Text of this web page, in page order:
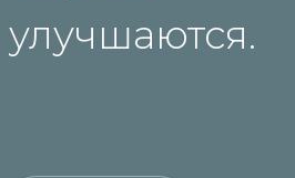
улучшаются.